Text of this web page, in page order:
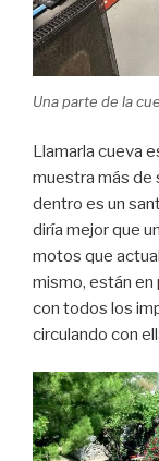
Una parte de la
Llamarla cueva
muestra más de
dentro es un
diría mejor que
motos que
mismo, están
con todos los
circulando con